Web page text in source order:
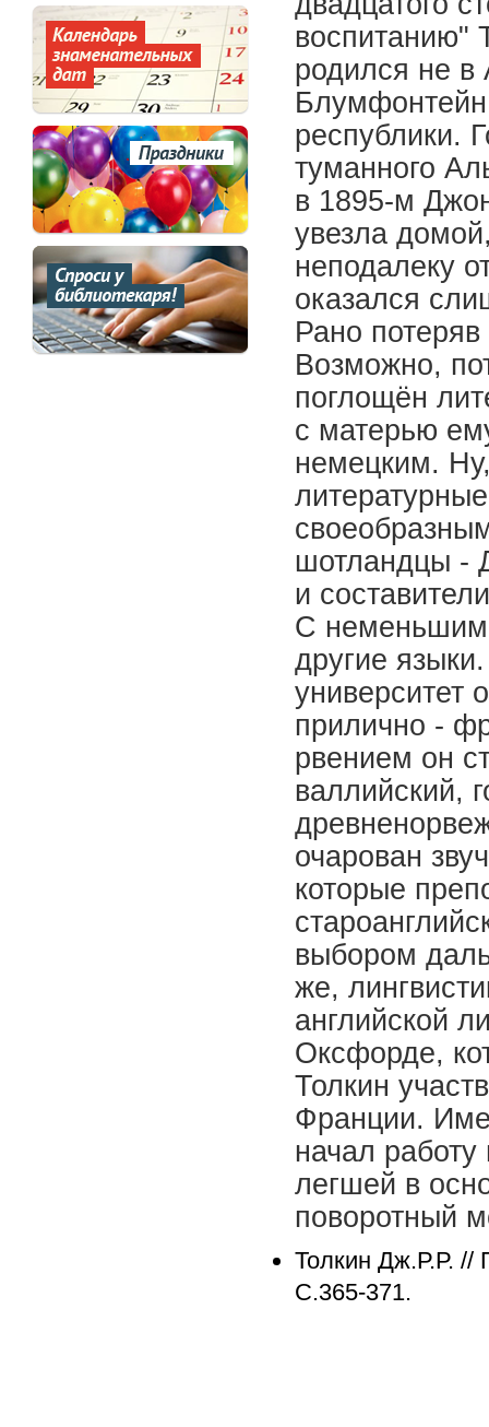
воспитанию"
родился не в
республики.
туманного
в 1895-м
увезла
неподалеку
оказался
Рано
Возможно,
поглощён
с матерью
немецким.
шотландцы -
и
С неменьшим
другие
университет
прилично -
рвением он
валлийский,
очарован
которые
выбором
же,
английской
Оксфорде,
Толкин
Франции.
начал
легшей в
поворотный
Толкин Дж.Р.Р. //
С.365-371.